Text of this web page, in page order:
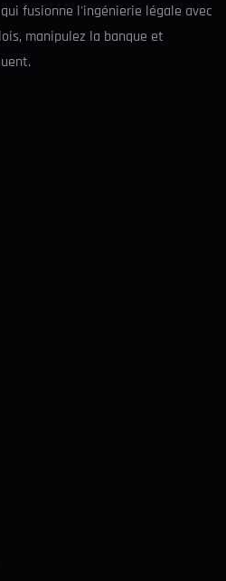
fusionne l'ingénierie légale avec
manipulez la banque et